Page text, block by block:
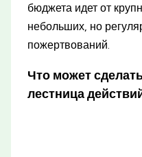
бюджета идет от
небольших, но
пожертвований.
Что может
лестница